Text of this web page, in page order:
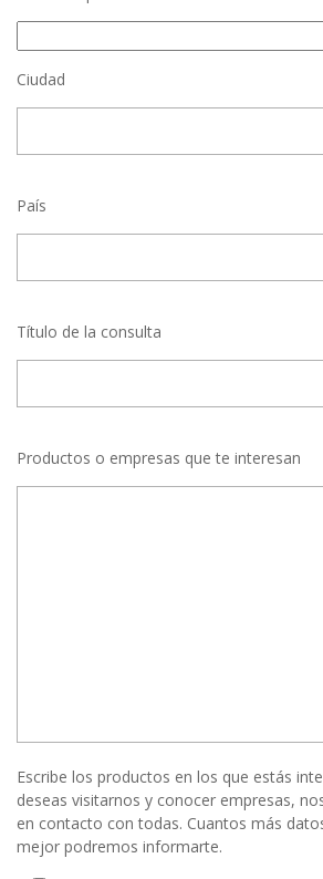
Ciudad
País
Título de la consulta
Productos o empresas que te interesan
Escribe los productos en los que estás
deseas visitarnos y conocer empresas,
en contacto con todas. Cuantos más
mejor podremos informarte.